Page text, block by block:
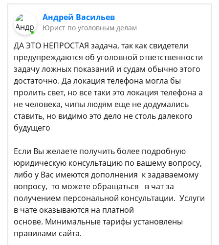
Андрей Васильев
Юрист по уголовным делам
ДА ЭТО НЕПРОСТАЯ задача, так как свидетели
предупреждаются об уголовной ответственности
задачу ложных показаний и судам обычно этого
достаточно. Да локация телефона могла бы
пролить свет, но все таки это локация телефона а
не человека, чипы людям еще не додумались
ставить, но видимо это дело не столь далекого
будущего
Если Вы желаете получить более подробную
юридическую консультацию по вашему вопросу,
либо у Вас имеются дополнения к задаваемому
вопросу, то можете обращаться в чат за
получением персональной консультации. Услуги
в чате оказываются на платной
основе. Минимальные тарифы установлены
правилами сайта.